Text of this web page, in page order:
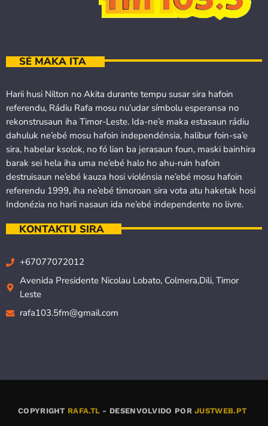
SÉ MAKA ITA
Harii husi Nilton no Akita durante tempu susar sira hafoin
referendu, Rádiu Rafa mosu nu’udar símbolu esperansa no
rekonstrusaun iha Timor-Leste. Ida-ne’e maka estasaun rádiu
dahuluk ne’ebé mosu hafoin independénsia, halibur foin-sa’e
sira, habelar ksolok, no fó lian ba jerasaun foun, maski bainhira
barak sei hela iha uma ne’ebé halo ho ahu-ruin hafoin
destruisaun ne’ebé kauza hosi violénsia ne’ebé mosu hafoin
referendu 1999, iha ne’ebé timoroan sira vota atu haketak hosi
Indonézia no harii nasaun ida ne’ebé independente no livre.
KONTAKTU SIRA
+67077072012
Avenida Presidente Nicolau Lobato, Colmera,Dili, Timor
Leste
rafa103.5fm@gmail.com
COPYRIGHT RAFA.TL - DESENVOLVIDO PORJUSTWEB.PT